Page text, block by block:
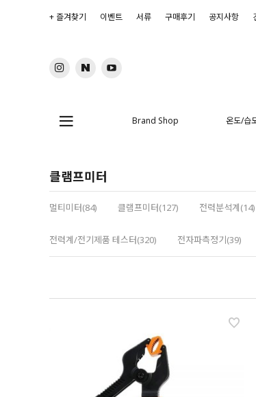
+ 즐겨찾기 이벤트 서류 구매후기 공지사항
Brand Shop 온도/습
클램프미터
멀티미터(84) 클램프미터(127) 전력분석계(14)
전력계/전기제품 테스터(320) 전자파측정기(39)